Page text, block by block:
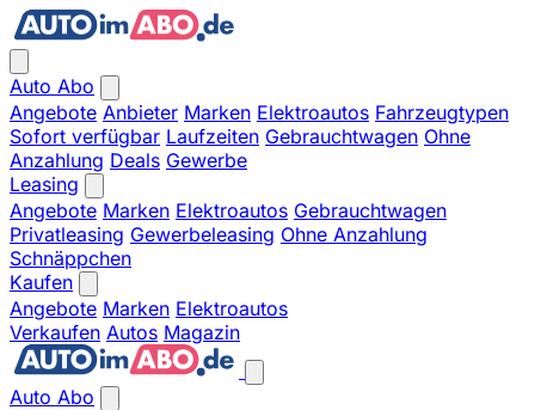
Auto Abo
Angebote Anbieter Marken Elektroautos Fahrzeugtypen
Sofort verfügbar Laufzeiten Gebrauchtwagen Ohne
Anzahlung Deals Gewerbe
Leasing
Angebote Marken Elektroautos Gebrauchtwagen
Privatleasing Gewerbeleasing Ohne Anzahlung
Schnäppchen
Kaufen
Angebote Marken Elektroautos
Verkaufen Autos Magazin
Auto Abo